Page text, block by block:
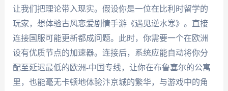
让我们把理论带入现实。假设你是一位在比利时留学的
玩家，想体验古风恋爱剧情手游《遇见逆水寒》。直接
连接国服可能更新都成问题。此时，你需要一个在欧洲
设有优质节点的加速器。连接后，系统应能自动将你分
配至延迟最低的欧洲-中国专线，让你在布鲁塞尔的公寓
里，也能毫无卡顿地体验汴京城的繁华，与游戏中的角